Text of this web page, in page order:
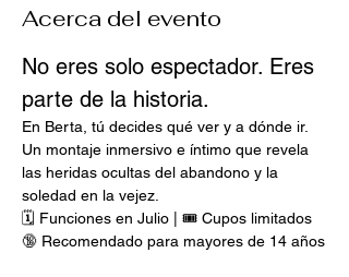
Acerca del evento
No eres solo espectador. Eres
parte de la historia.
En Berta, tú decides qué ver y a dónde ir.
Un montaje inmersivo e íntimo que revela
las heridas ocultas del abandono y la
soledad en la vejez.
🗓️ Funciones en Julio | 🎟️ Cupos limitados
🔞 Recomendado para mayores de 14 años